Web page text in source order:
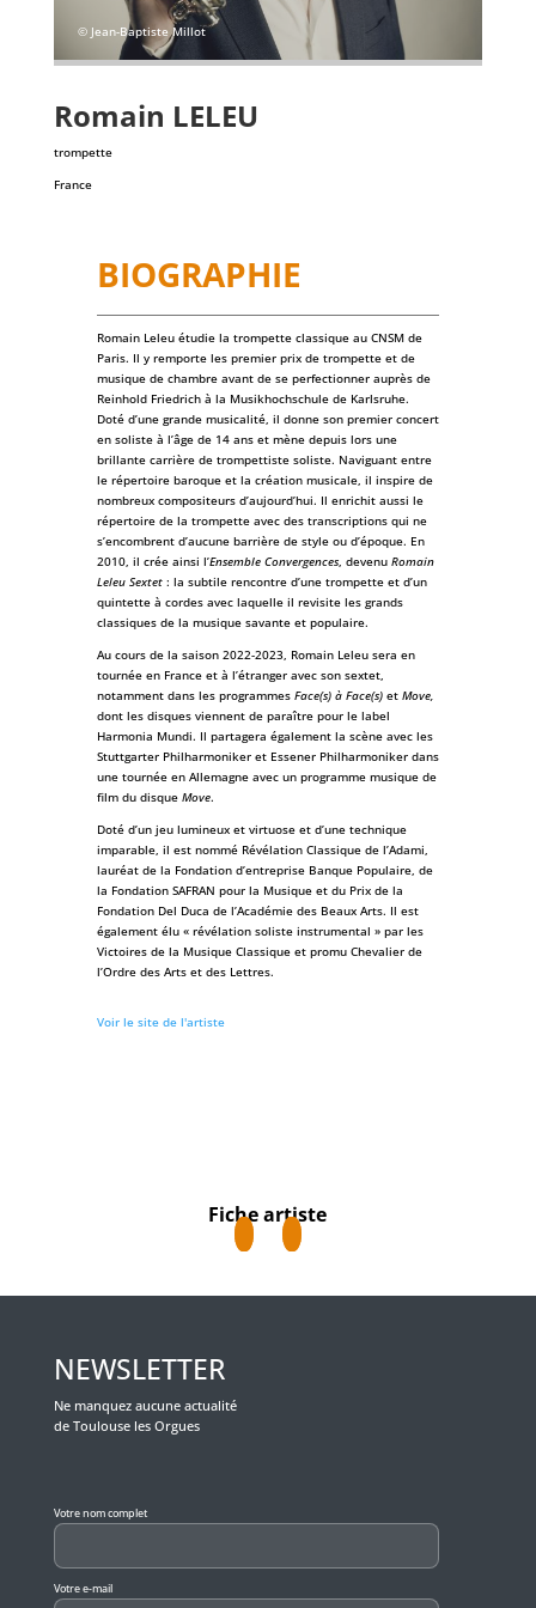
© Jean-Baptiste Millot
Romain LELEU
trompette
France
BIOGRAPHIE
Romain Leleu étudie la trompette classique au CNSM de
Paris. Il y remporte les premier prix de trompette et de
musique de chambre avant de se perfectionner auprès de
Reinhold Friedrich à la Musikhochschule de Karlsruhe.
Doté d’une grande musicalité, il donne son premier concert
en soliste à l’âge de 14 ans et mène depuis lors une
brillante carrière de trompettiste soliste. Naviguant entre
le répertoire baroque et la création musicale, il inspire de
nombreux compositeurs d’aujourd’hui. Il enrichit aussi le
répertoire de la trompette avec des transcriptions qui ne
s’encombrent d’aucune barrière de style ou d’époque. En
2010, il crée ainsi l’Ensemble Convergences, devenu Romain
Leleu Sextet: la subtile rencontre d’une trompette et d’un
quintette à cordes avec laquelle il revisite les grands
classiques de la musique savante et populaire.
Au cours de la saison 2022-2023, Romain Leleu sera en
tournée en France et à l’étranger avec son sextet,
notamment dans les programmes Face(s) à Face(s)et Move,
dont les disques viennent de paraître pour le label
Harmonia Mundi. Il partagera également la scène avec les
Stuttgarter Philharmoniker et Essener Philharmoniker dans
une tournée en Allemagne avec un programme musique de
film du disque Move.
Doté d’un jeu lumineux et virtuose et d’une technique
imparable, il est nommé Révélation Classique de l’Adami,
lauréat de la Fondation d’entreprise Banque Populaire, de
la Fondation SAFRAN pour la Musique et du Prix de la
Fondation Del Duca de l’Académie des Beaux Arts. Il est
également élu « révélation soliste instrumental » par les
Victoires de la Musique Classique et promu Chevalier de
l’Ordre des Arts et des Lettres.
Voir le site de l'artiste
Fiche artiste
NEWSLETTER
Ne manquez aucune actualité
de Toulouse les Orgues
Votre nom complet
Votre e-mail